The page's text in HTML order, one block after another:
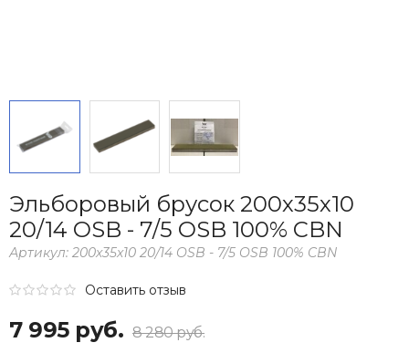
Эльборовый брусок 200х35х10
20/14 OSB - 7/5 OSB 100% CBN
Артикул: 200х35х10 20/14 OSB - 7/5 OSB 100% CBN
Оставить отзыв
7 995 руб. 8 280 руб.